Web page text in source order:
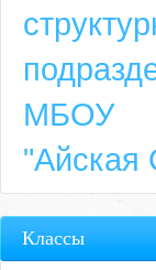
МБОУ
Классы